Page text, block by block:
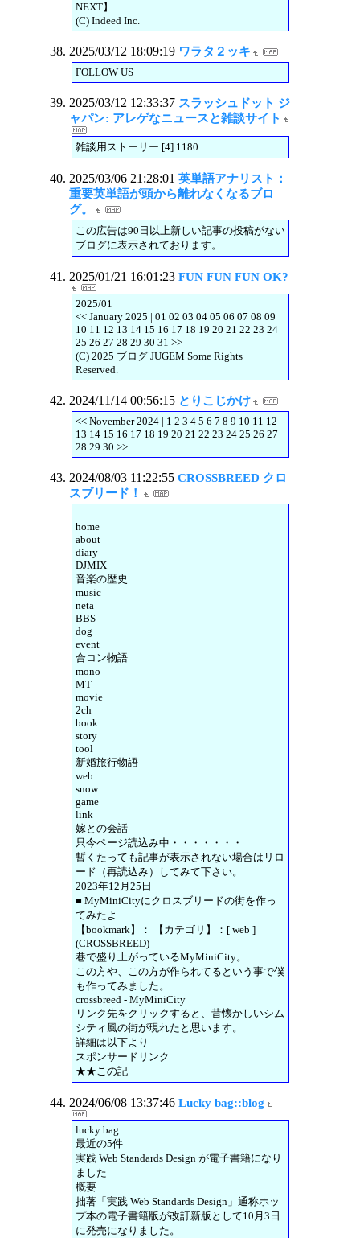
NEXT】
(C) Indeed Inc.
2025/03/12 18:09:19 ワラタ２ッキ
FOLLOW US
2025/03/12 12:33:37 スラッシュドット ジ
ャパン: アレゲなニュースと雑談サイト
雑談用ストーリー [4] 1180
2025/03/06 21:28:01 英単語アナリスト：
重要英単語が頭から離れなくなるブロ
グ。
この広告は90日以上新しい記事の投稿がない
ブログに表示されております。
2025/01/21 16:01:23 FUN FUN FUN OK?
2025/01
<< January 2025 | 01 02 03 04 05 06 07 08 09
10 11 12 13 14 15 16 17 18 19 20 21 22 23 24
25 26 27 28 29 30 31 >>
(C) 2025 ブログ JUGEM Some Rights
Reserved.
2024/11/14 00:56:15 とりこじかけ
<< November 2024 | 1 2 3 4 5 6 7 8 9 10 11 12
13 14 15 16 17 18 19 20 21 22 23 24 25 26 27
28 29 30 >>
2024/08/03 11:22:55 CROSSBREED クロ
スブリード！
home
about
diary
DJMIX
音楽の歴史
music
neta
BBS
dog
event
合コン物語
mono
MT
movie
2ch
book
story
tool
新婚旅行物語
web
snow
game
link
嫁との会話
只今ページ読込み中・・・・・・・
暫くたっても記事が表示されない場合はリロ
ード（再読込み）してみて下さい。
2023年12月25日
■ MyMiniCityにクロスブリードの街を作っ
てみたよ
【bookmark】： 【カテゴリ】：[ web ]
(CROSSBREED)
巷で盛り上がっているMyMiniCity。
この方や、この方が作られてるという事で僕
も作ってみました。
crossbreed - MyMiniCity
リンク先をクリックすると、昔懐かしいシム
シティ風の街が現れたと思います。
詳細は以下より
スポンサードリンク
★★この記
2024/06/08 13:37:46 Lucky bag::blog
lucky bag
最近の5件
実践 Web Standards Design が電子書籍になり
ました
概要
拙著「実践 Web Standards Design」通称ホッ
プ本の電子書籍版が改訂新版として10月3日
に発売になりました。